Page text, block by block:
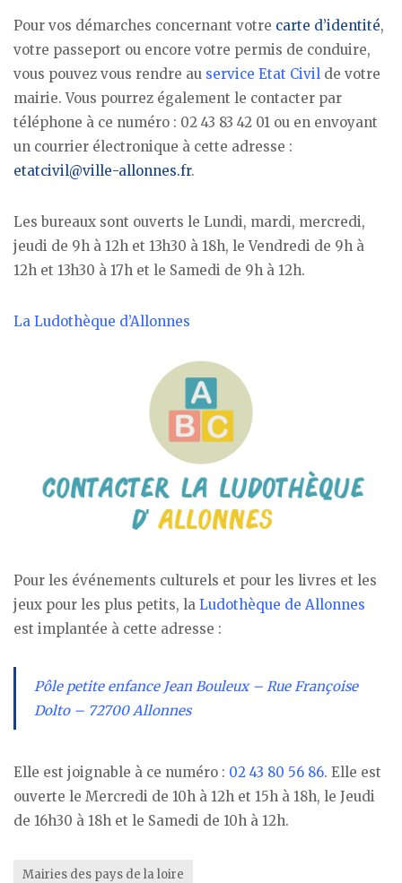
Pour vos démarches concernant votre carte d’identité,
votre passeport ou encore votre permis de conduire,
vous pouvez vous rendre au service Etat Civil de votre
mairie. Vous pourrez également le contacter par
téléphone à ce numéro : 02 43 83 42 01 ou en envoyant
un courrier électronique à cette adresse :
etatcivil@ville-allonnes.fr.
Les bureaux sont ouverts le Lundi, mardi, mercredi,
jeudi de 9h à 12h et 13h30 à 18h, le Vendredi de 9h à
12h et 13h30 à 17h et le Samedi de 9h à 12h.
La Ludothèque d’Allonnes
Pour les événements culturels et pour les livres et les
jeux pour les plus petits, la Ludothèque de Allonnes
est implantée à cette adresse :
Pôle petite enfance Jean Bouleux – Rue Françoise
Dolto – 72700 Allonnes
Elle est joignable à ce numéro : 02 43 80 56 86. Elle est
ouverte le Mercredi de 10h à 12h et 15h à 18h, le Jeudi
de 16h30 à 18h et le Samedi de 10h à 12h.
Mairies des pays de la loire